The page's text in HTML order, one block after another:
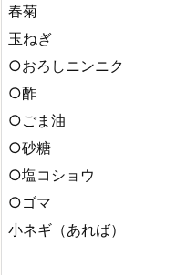
春菊
玉ねぎ
○おろしニンニク
○酢
○ごま油
○砂糖
○塩コショウ
○ゴマ
小ネギ（あれば）